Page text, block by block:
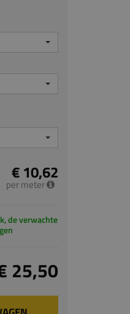
€ 10,62
per meter
de verwachte
25,50